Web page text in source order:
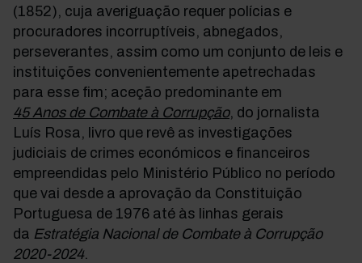
(1852), cuja averiguação requer polícias e
procuradores incorruptíveis, abnegados,
perseverantes, assim como um conjunto de leis e
instituições convenientemente apetrechadas
para esse fim; aceção predominante em
45 Anos de Combate à Corrupção, do jornalista
Luís Rosa, livro que revê as investigações
judiciais de crimes económicos e financeiros
empreendidas pelo Ministério Público no período
que vai desde a aprovação da Constituição
Portuguesa de 1976 até às linhas gerais
da Estratégia Nacional de Combate à Corrupção
2020-2024.